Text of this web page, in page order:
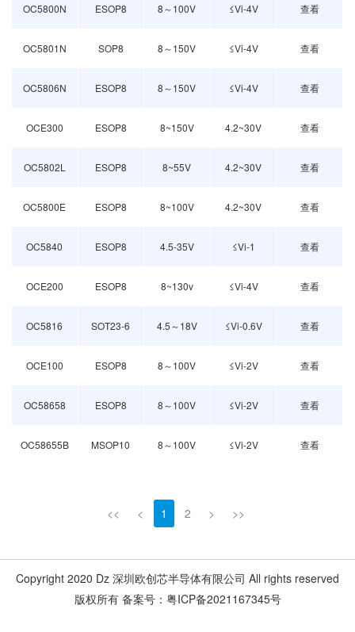
OC5800N ESOP8 8～100V ≤Vi-4V 查看
OC5801N SOP8 8～150V ≤Vi-4V 查看
OC5806N ESOP8 8～150V ≤Vi-4V 查看
OCE300 ESOP8 8~150V 4.2~30V 查看
OC5802L ESOP8 8~55V 4.2~30V 查看
OC5800E ESOP8 8~100V 4.2~30V 查看
OC5840 ESOP8 4.5-35V ≤Vi-1 查看
OCE200 ESOP8 8~130v ≤Vi-4V 查看
OC5816 SOT23-6 4.5～18V ≤Vi-0.6V 查看
OCE100 ESOP8 8～100V ≤Vi-2V 查看
OC58658 ESOP8 8～100V ≤Vi-2V 查看
OC58655B MSOP10 8～100V ≤Vi-2V 查看
<< < 1 2 > >>
Copyright 2020 Dz 深圳欧创芯半导体有限公司 All rights reserved
版权所有 备案号：粤ICP备2021167345号